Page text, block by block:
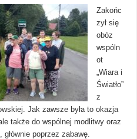
Zakońc
zył się
obóz
wspóln
ot
„Wiara i
Światło”
z
Jak zawsze była to okazja
także do wspólnej modlitwy oraz
poprzez zabawę.